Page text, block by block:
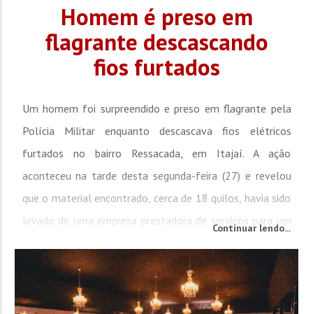
Homem é preso em
flagrante descascando
fios furtados
Um homem foi surpreendido e preso em flagrante pela
Polícia Militar enquanto descascava fios elétricos
furtados no bairro Ressacada, em Itajaí. A ação
aconteceu na tarde desta segunda-feira (27) e revelou
que o material encontrado, cerca de 18 quilos, havia sido
levado de uma empresa prestadora de serviços para um
preventivas, a guarnição flagrou o suspeito no pátio de
Continuar lendo...